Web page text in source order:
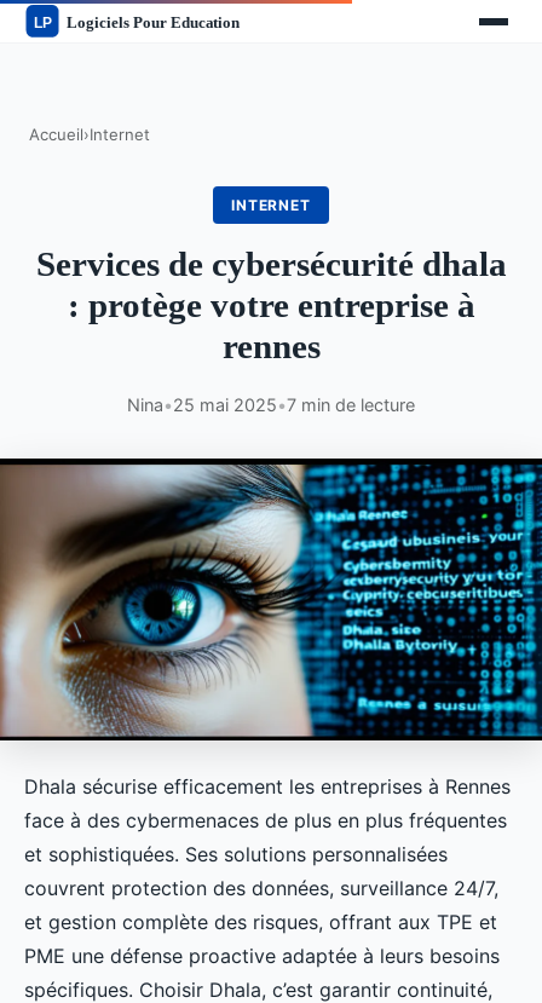
Accueil›Internet
INTERNET
Services de cybersécurité dhala
: protège votre entreprise à
rennes
Nina•25 mai 2025•7 min de lecture
Dhala sécurise efficacement les entreprises à Rennes
face à des cybermenaces de plus en plus fréquentes
et sophistiquées. Ses solutions personnalisées
couvrent protection des données, surveillance 24/7,
et gestion complète des risques, offrant aux TPE et
PME une défense proactive adaptée à leurs besoins
spécifiques. Choisir Dhala, c’est garantir continuité,